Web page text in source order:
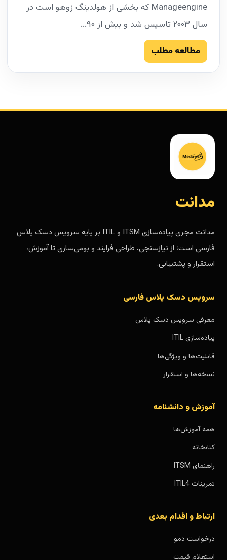
Manageengine که بخشی از هولدینگ زوهو است در
سال ۲۰۰۳ تاسیس شد و بیش از ۹۰...
مطالعه مطلب
مدانت
مدانت مجری پیاده‌سازی ITSM و ITIL بر پایه سرویس دسک پلاس
فارسی است؛ از نیازسنجی، طراحی فرایند و بومی‌سازی تا آموزش،
استقرار و پشتیبانی.
سرویس دسک پلاس فارسی
معرفی سرویس دسک پلاس
پیاده‌سازی ITIL
قابلیت‌ها و ویژگی‌ها
نسخه‌ها و استقرار
آموزش و دانشنامه
همه آموزش‌ها
کتابخانه
راهنمای ITSM
تمرینات ITIL4
ارتباط و اقدام بعدی
درخواست دمو
استعلام قیمت